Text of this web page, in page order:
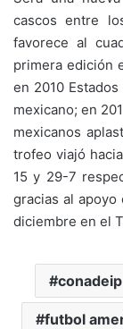
cascos entre
favorece al
primera edición
en 2010
mexicano; en
mexicanos
trofeo viajó
15 y 29-7
gracias al
diciembre en el
conadeip
futbol